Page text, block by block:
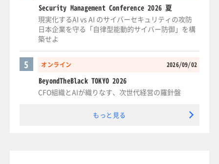
Security Management Conference 2026 夏
現実化するAI vs AI のサイバーセキュリティの攻防
日本企業を守る「自律型能動的サイバー防御」を構
築せよ
オンライン 2026/09/02
5
BeyondTheBlack TOKYO 2026
CFO組織とAIが織りなす、次世代経営の羅針盤
もっと見る